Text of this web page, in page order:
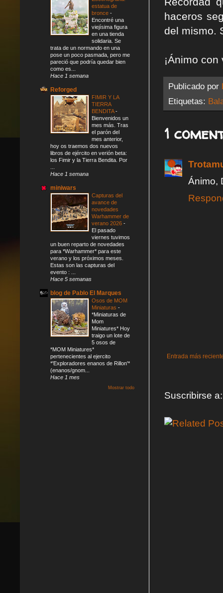
haceros
del mismo.
¡Ánimo
Publicado por
Etiquetas:
1
Ánimo,
Entrada más
Suscribirse
estatua de
bronce -
Encontré una
viejísima figura
en una tienda
solidaria. Se
trata de un normando en una
pose un poco pasmada, pero me
pareció que podría quedar bien
como es...
Hace 1 semana
Reforged
FIMIR Y LA
TIERRA
BENDITA-
Bienvenidos un
mes más. Tras
el parón del
mes anterior,
hoy os traemos dos nuevos
libros de ejército en verión beta:
los Fimir y la Tierra Bendita. Por
Hace 1 semana
miniwars
Capturas del
avance de
novedades
Warhammer de
verano 2026 -
El pasado
viernes tuvimos
un buen reparto de novedades
para *Warhammer* para este
verano y los próximos meses.
Estas son las capturas del
evento : ...
Hace 5 semanas
blog de Pablo El Marques
Osos de MOM
Miniaturas -
*Miniaturas de
Mom
Miniatures* Hoy
traigo un lote de
5 osos de
*MOM Miniatures*
pertenecientes al ejercito
*'Exploradores enanos de Rillon'*
(enanos/gnom...
Hace 1 mes
Mostrar todo